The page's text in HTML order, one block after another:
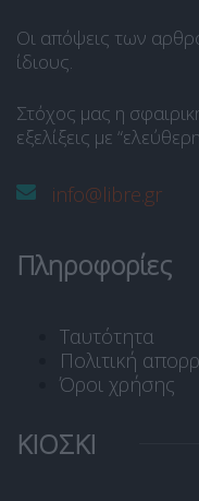
Οι απόψεις των
ίδιους.
Στόχος μας η
εξελίξεις με
info@libre.gr
Πληροφορίες
Ταυτότητα
Πολιτική
Όροι χρήσης
ΚΙΟΣΚΙ